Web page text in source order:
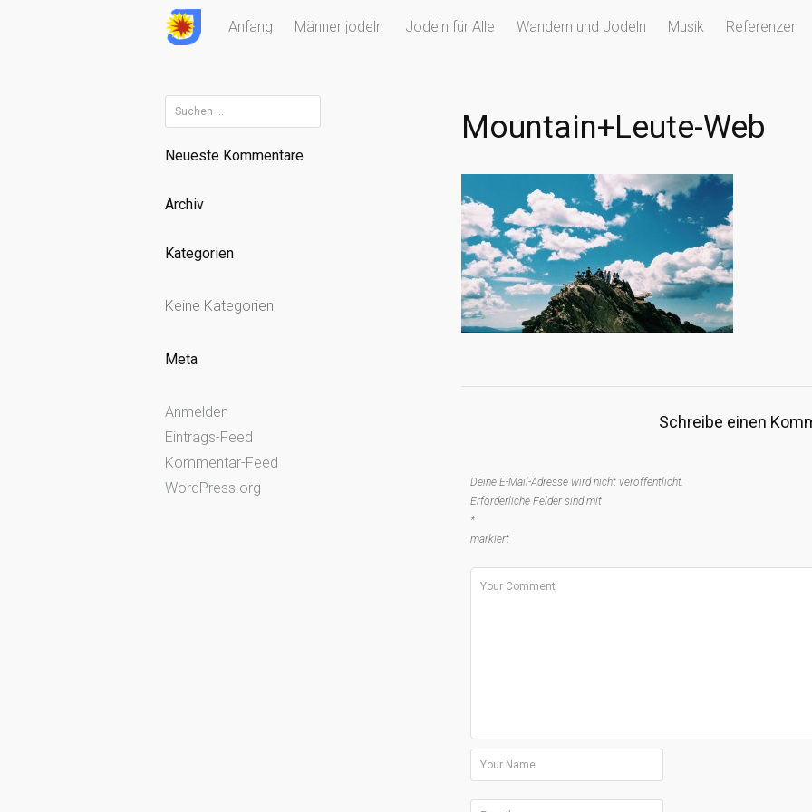
Anfang Männer jodeln Jodeln für Alle Wandern und Jodeln Musik Referenzen
Mountain+Leute-Web
Schreibe einen
Deine E-Mail-Adresse wird nicht veröffentlicht.
Erforderliche Felder sind mit
*
markiert
Suchen
nach:
Neueste Kommentare
Archiv
Kategorien
Keine Kategorien
Meta
Anmelden
Eintrags-Feed
Kommentar-Feed
WordPress.org